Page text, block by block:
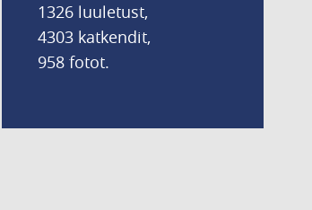
1326 luuletust,
4303 katkendit,
958 fotot.